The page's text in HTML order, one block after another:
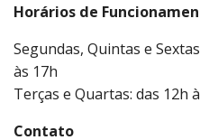
Horários de
Segundas, Quintas e
às 17h
Terças e Quartas: das 12h
Contato